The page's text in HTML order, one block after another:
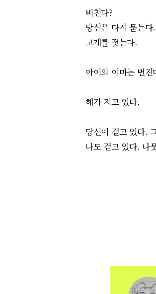
비친다?
당신은 다시 묻는
고개를 젓는다.
아이의 이마는 번진
해가 지고 있다.
당신이 걷고 있다.
나도걷고 있다. 나